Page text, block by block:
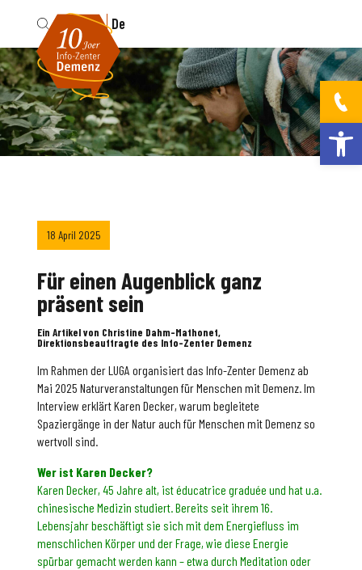
Fr De
18 April 2025
Für einen Augenblick ganz
präsent sein
Ein Artikel von Christine Dahm-Mathonet,
Direktionsbeauftragte des Info-Zenter Demenz
Im Rahmen der LUGA organisiert das Info-Zenter Demenz ab
Mai 2025 Naturveranstaltungen für Menschen mit Demenz. Im
Interview erklärt Karen Decker, warum begleitete
Spaziergänge in der Natur auch für Menschen mit Demenz so
wertvoll sind.
Wer ist Karen Decker?
Karen Decker, 45 Jahre alt, ist éducatrice graduée und hat u.a.
chinesische Medizin studiert. Bereits seit ihrem 16.
Lebensjahr beschäftigt sie sich mit dem Energiefluss im
menschlichen Körper und der Frage, wie diese Energie
spürbar gemacht werden kann – etwa durch Meditation oder